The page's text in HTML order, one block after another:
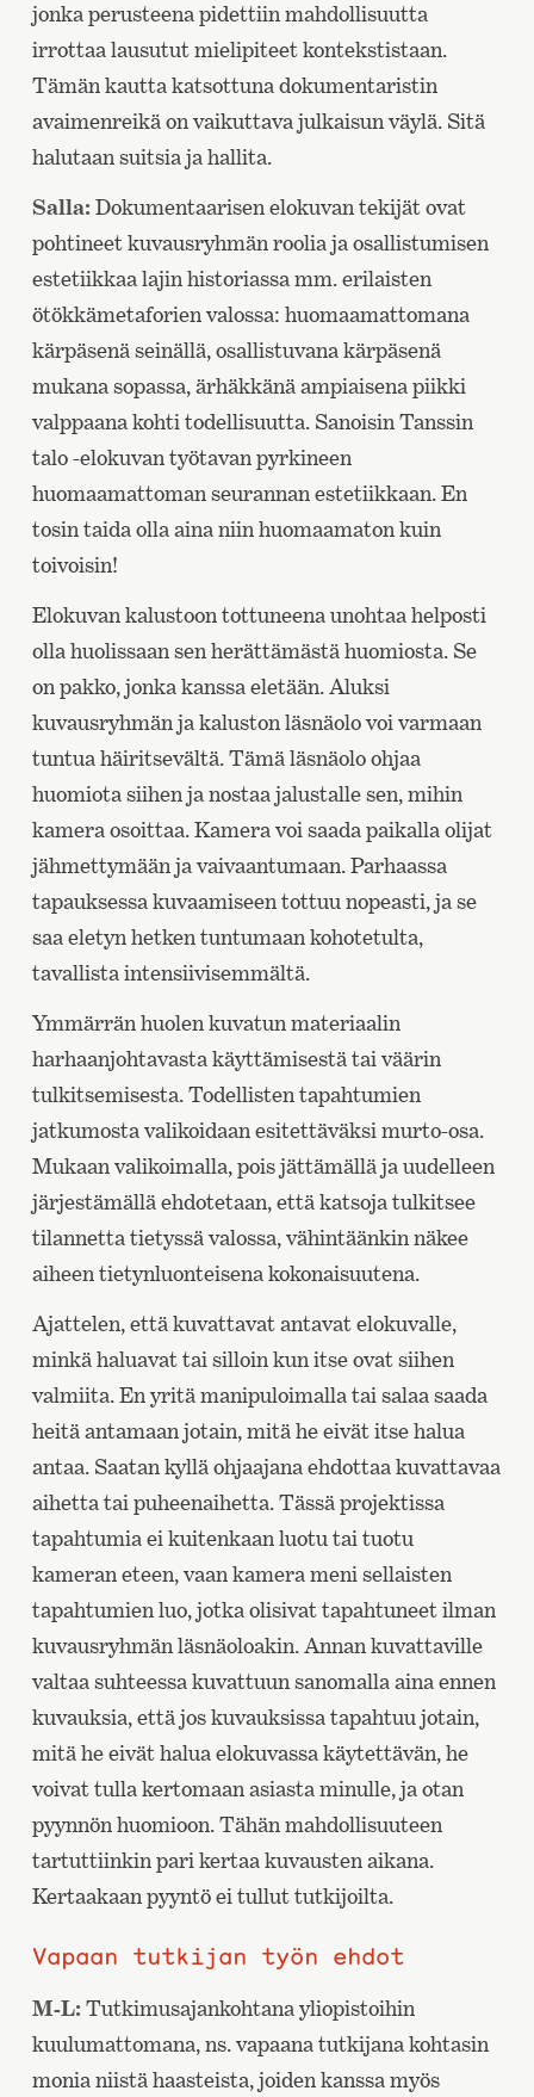
jonka perusteena pidettiin mahdollisuutta
irrottaa lausutut mielipiteet kontekstistaan.
Tämän kautta katsottuna dokumentaristin
avaimenreikä on vaikuttava julkaisun väylä. Sitä
halutaan suitsia ja hallita.
Salla: Dokumentaarisen elokuvan tekijät ovat
pohtineet kuvausryhmän roolia ja osallistumisen
estetiikkaa lajin historiassa mm. erilaisten
ötökkämetaforien valossa: huomaamattomana
kärpäsenä seinällä, osallistuvana kärpäsenä
mukana sopassa, ärhäkkänä ampiaisena piikki
valppaana kohti todellisuutta. Sanoisin Tanssin
talo -elokuvan työtavan pyrkineen
huomaamattoman seurannan estetiikkaan. En
tosin taida olla aina niin huomaamaton kuin
toivoisin!
Elokuvan kalustoon tottuneena unohtaa helposti
olla huolissaan sen herättämästä huomiosta. Se
on pakko, jonka kanssa eletään. Aluksi
kuvausryhmän ja kaluston läsnäolo voi varmaan
tuntua häiritsevältä. Tämä läsnäolo ohjaa
huomiota siihen ja nostaa jalustalle sen, mihin
kamera osoittaa. Kamera voi saada paikalla olijat
jähmettymään ja vaivaantumaan. Parhaassa
tapauksessa kuvaamiseen tottuu nopeasti, ja se
saa eletyn hetken tuntumaan kohotetulta,
tavallista intensiivisemmältä.
Ymmärrän huolen kuvatun materiaalin
harhaanjohtavasta käyttämisestä tai väärin
tulkitsemisesta. Todellisten tapahtumien
jatkumosta valikoidaan esitettäväksi murto-osa.
Mukaan valikoimalla, pois jättämällä ja uudelleen
järjestämällä ehdotetaan, että katsoja tulkitsee
tilannetta tietyssä valossa, vähintäänkin näkee
aiheen tietynluonteisena kokonaisuutena.
Ajattelen, että kuvattavat antavat elokuvalle,
minkä haluavat tai silloin kun itse ovat siihen
valmiita. En yritä manipuloimalla tai salaa saada
heitä antamaan jotain, mitä he eivät itse halua
antaa. Saatan kyllä ohjaajana ehdottaa kuvattavaa
aihetta tai puheenaihetta. Tässä projektissa
tapahtumia ei kuitenkaan luotu tai tuotu
kameran eteen, vaan kamera meni sellaisten
tapahtumien luo, jotka olisivat tapahtuneet ilman
kuvausryhmän läsnäoloakin. Annan kuvattaville
valtaa suhteessa kuvattuun sanomalla aina ennen
kuvauksia, että jos kuvauksissa tapahtuu jotain,
mitä he eivät halua elokuvassa käytettävän, he
voivat tulla kertomaan asiasta minulle, ja otan
pyynnön huomioon. Tähän mahdollisuuteen
tartuttiinkin pari kertaa kuvausten aikana.
Kertaakaan pyyntö ei tullut tutkijoilta.
Vapaan tutkijan työn ehdot
M-L: Tutkimusajankohtana yliopistoihin
kuulumattomana, ns. vapaana tutkijana kohtasin
monia niistä haasteista, joiden kanssa myös